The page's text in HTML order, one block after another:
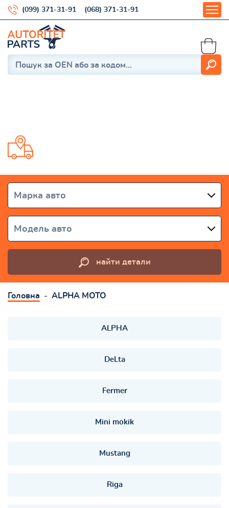
(099) 371-31-91 (068) 371-31-91
Марка авто
Модель авто
найти детали
Головна ALPHA MOTO
ALPHA
DeLta
Fermer
Mini mokik
Mustang
Riga